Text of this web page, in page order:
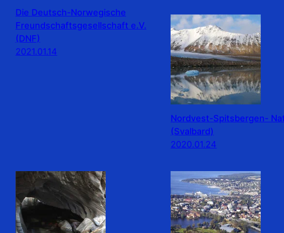
Die Deutsch-Norwegische
Freundschaftsgesellschaft e.V.
(DNF)
2021.01.14
Nordvest-Spitsbergen-
(Svalbard)
2020.01.24